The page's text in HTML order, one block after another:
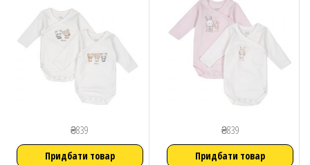
₴839
Придбати товар
₴839
Придбати товар